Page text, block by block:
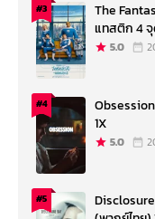
#3
The
แทสติก 4 จุ
5.0
#4
1X
5.0
#5